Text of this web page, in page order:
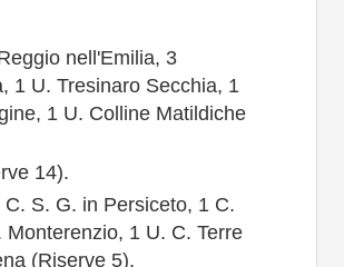
nell'Emilia, 3
1 U. Tresinaro Secchia, 1
1 U. Colline Matildiche
14).
S. G. in Persiceto, 1 C.
1 U. C. Terre
(Riserve 5).